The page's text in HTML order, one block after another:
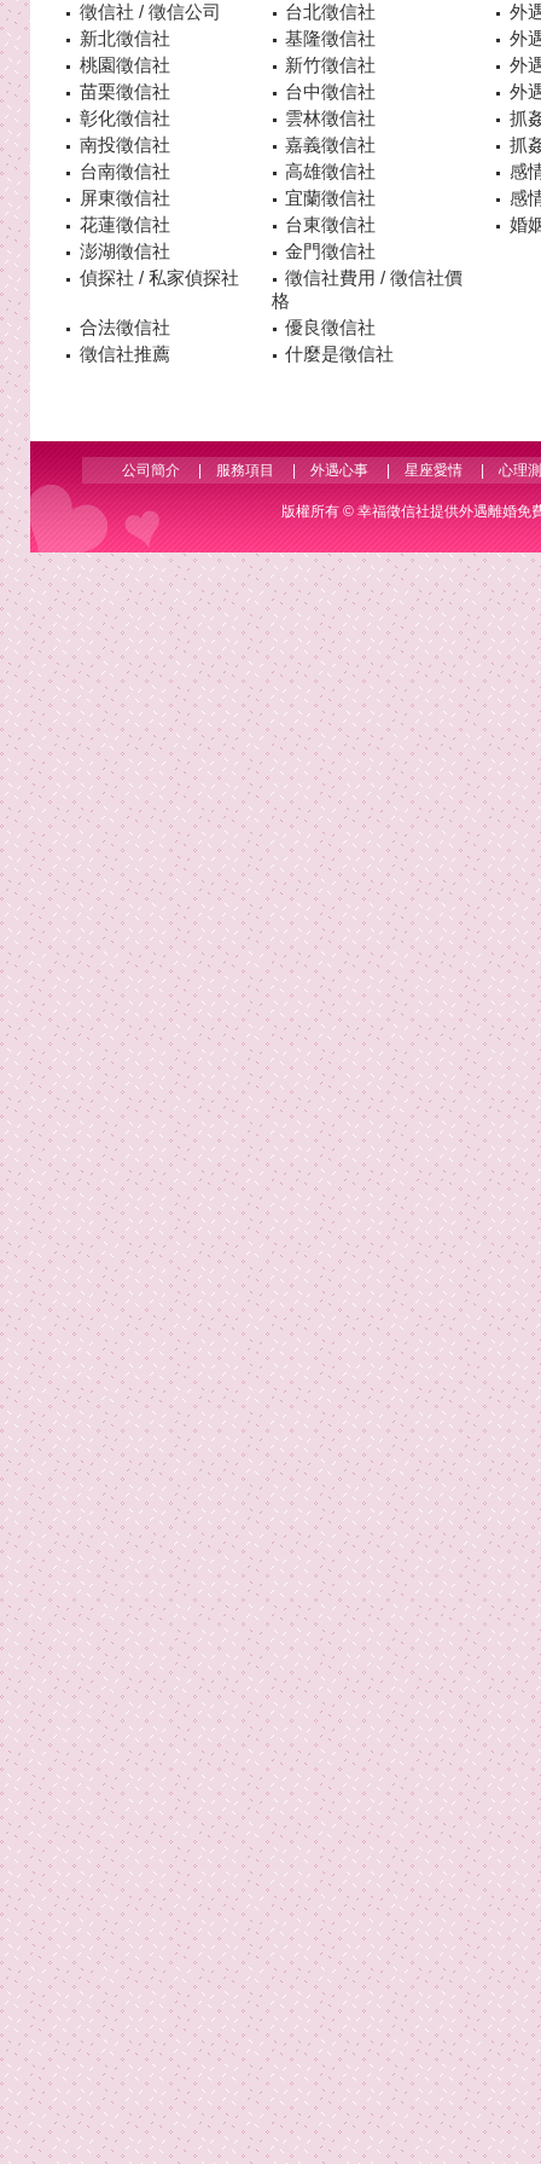
徵信社 / 徵信公司
台北徵信社
新北徵信社
基隆徵信社
桃園徵信社
新竹徵信社
苗栗徵信社
台中徵信社
彰化徵信社
雲林徵信社
南投徵信社
嘉義徵信社
台南徵信社
高雄徵信社
屏東徵信社
宜蘭徵信社
花蓮徵信社
台東徵信社
澎湖徵信社
金門徵信社
偵探社 / 私家偵探社
徵信社費用 / 徵信社價
格
合法徵信社
優良徵信社
徵信社推薦
什麼是徵信社
外
外
外
外
抓
抓
感
感
婚
公司簡介|服務項目|外遇心事|星座愛情|心理
版權所有 ©幸福徵信社提供外遇離婚免